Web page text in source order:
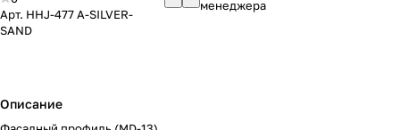
Арт. HHJ-477 A-SILVER-
SAND
Описание
менеджера